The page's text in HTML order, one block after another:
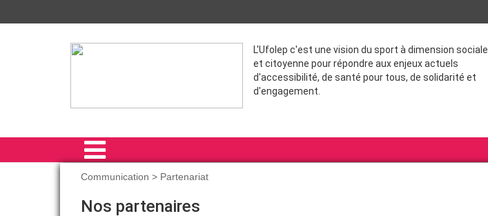
L'Ufolep c'est une vision du sport à dimension sociale
et citoyenne pour répondre aux enjeux actuels
d'accessibilité, de santé pour tous, de solidarité et
d'engagement.
Communication > Partenariat
Nos partenaires